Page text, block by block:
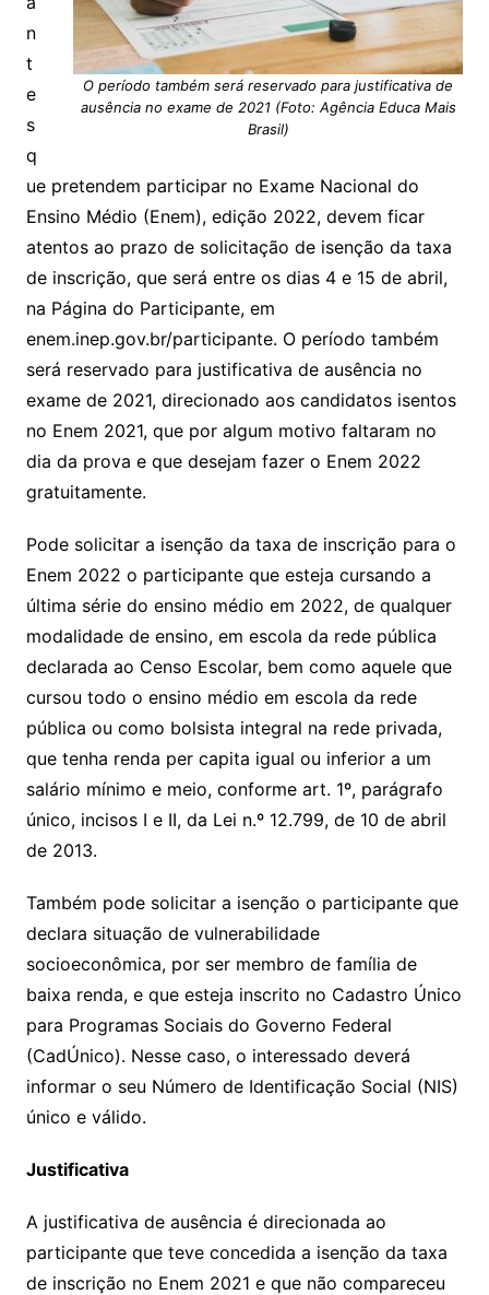
O período também será reservado para justificativa de
ausência no exame de 2021 (Foto: Agência Educa Mais
Brasil)
n
t
e
s
q
ue pretendem participar no Exame Nacional do
Ensino Médio (Enem), edição 2022, devem ficar
atentos ao prazo de solicitação de isenção da taxa
de inscrição, que será entre os dias 4 e 15 de abril,
na Página do Participante, em
enem.inep.gov.br/participante. O período também
será reservado para justificativa de ausência no
exame de 2021, direcionado aos candidatos isentos
no Enem 2021, que por algum motivo faltaram no
dia da prova e que desejam fazer o Enem 2022
gratuitamente.
Pode solicitar a isenção da taxa de inscrição para o
Enem 2022 o participante que esteja cursando a
última série do ensino médio em 2022, de qualquer
modalidade de ensino, em escola da rede pública
declarada ao Censo Escolar, bem como aquele que
cursou todo o ensino médio em escola da rede
pública ou como bolsista integral na rede privada,
que tenha renda per capita igual ou inferior a um
salário mínimo e meio, conforme art. 1º, parágrafo
único, incisos I e II, da Lei n.º 12.799, de 10 de abril
de 2013.
Também pode solicitar a isenção o participante que
declara situação de vulnerabilidade
socioeconômica, por ser membro de família de
baixa renda, e que esteja inscrito no Cadastro Único
para Programas Sociais do Governo Federal
(CadÚnico). Nesse caso, o interessado deverá
informar o seu Número de Identificação Social (NIS)
único e válido.
Justificativa
A justificativa de ausência é direcionada ao
participante que teve concedida a isenção da taxa
de inscrição no Enem 2021 e que não compareceu